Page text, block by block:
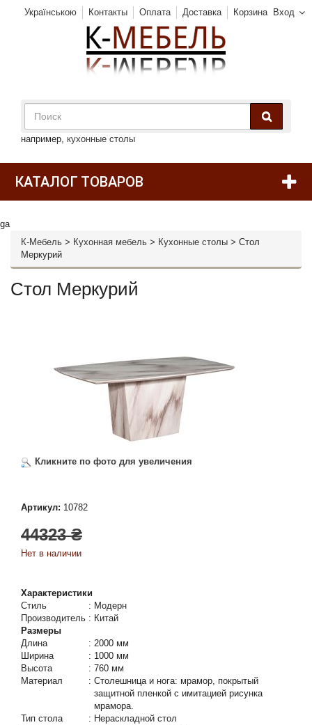
Вход
Українською Контакты Оплата Доставка Корзина
например, кухонные столы
КАТАЛОГ ТОВАРОВ
ga
К-Мебель > Кухонная мебель > Кухонные столы > Стол
Меркурий
Стол Меркурий
Кликните по фото для увеличения
Артикул: 10782
44323 ₴
Нет в наличии
Характеристики
Стиль
: Модерн
Производитель : Китай
Размеры
Длина
: 2000 мм
Ширина
: 1000 мм
Высота
: 760 мм
Материал
: Столешница и нога: мрамор, покрытый
защитной пленкой с имитацией рисунка
мрамора.
Тип стола
: Нераскладной стол